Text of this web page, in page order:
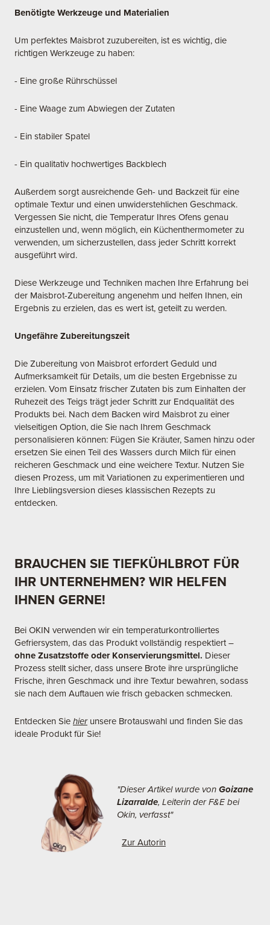
Benötigte Werkzeuge und Materialien
Um perfektes Maisbrot zuzubereiten, ist es wichtig, die
richtigen Werkzeuge zu haben:
- Eine große Rührschüssel
- Eine Waage zum Abwiegen der Zutaten
- Ein stabiler Spatel
- Ein qualitativ hochwertiges Backblech
Außerdem sorgt ausreichende Geh- und Backzeit für eine
optimale Textur und einen unwiderstehlichen Geschmack.
Vergessen Sie nicht, die Temperatur Ihres Ofens genau
einzustellen und, wenn möglich, ein Küchenthermometer zu
verwenden, um sicherzustellen, dass jeder Schritt korrekt
ausgeführt wird.
Diese Werkzeuge und Techniken machen Ihre Erfahrung bei
der Maisbrot-Zubereitung angenehm und helfen Ihnen, ein
Ergebnis zu erzielen, das es wert ist, geteilt zu werden.
Ungefähre Zubereitungszeit
Die Zubereitung von Maisbrot erfordert Geduld und
Aufmerksamkeit für Details, um die besten Ergebnisse zu
erzielen. Vom Einsatz frischer Zutaten bis zum Einhalten der
Ruhezeit des Teigs trägt jeder Schritt zur Endqualität des
Produkts bei. Nach dem Backen wird Maisbrot zu einer
vielseitigen Option, die Sie nach Ihrem Geschmack
personalisieren können: Fügen Sie Kräuter, Samen hinzu oder
ersetzen Sie einen Teil des Wassers durch Milch für einen
reicheren Geschmack und eine weichere Textur. Nutzen Sie
diesen Prozess, um mit Variationen zu experimentieren und
Ihre Lieblingsversion dieses klassischen Rezepts zu
entdecken.
BRAUCHEN SIE TIEFKÜHLBROT FÜR
IHR UNTERNEHMEN? WIR HELFEN
IHNEN GERNE!
Bei OKIN verwenden wir ein temperaturkontrolliertes
Gefriersystem, das das Produkt vollständig respektiert –
ohne Zusatzstoffe oder Konservierungsmittel. Dieser
Prozess stellt sicher, dass unsere Brote ihre ursprüngliche
Frische, ihren Geschmack und ihre Textur bewahren, sodass
sie nach dem Auftauen wie frisch gebacken schmecken.
Entdecken Sie hierunsere Brotauswahl und finden Sie das
ideale Produkt für Sie!
"Dieser Artikel wurde von Goizane
Lizarralde, Leiterin der F&E bei
Okin, verfasst"
Zur Autorin